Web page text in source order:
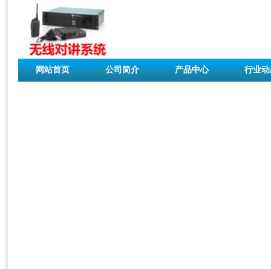
网站首页 公司简介 产品中心 行业